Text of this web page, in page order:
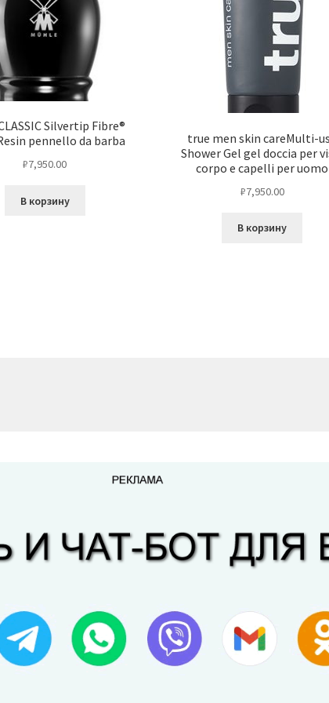
Silvertip Fibre®
pennello da barba
₽7,950.00
В корзину
true men skin careMulti-
Shower Gel gel doccia per
corpo e capelli per uomo
₽7,950.00
В корзину